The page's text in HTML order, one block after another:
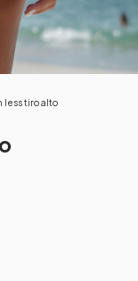
less tiro alto